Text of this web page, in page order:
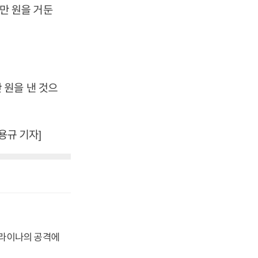
원을 거둔
원을 낸 것으
규 기자]
이나의 공격에